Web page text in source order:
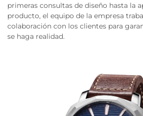
primeras consultas de diseño hasta la
producto, el equipo de la empresa
colaboración con los clientes para
se haga realidad.